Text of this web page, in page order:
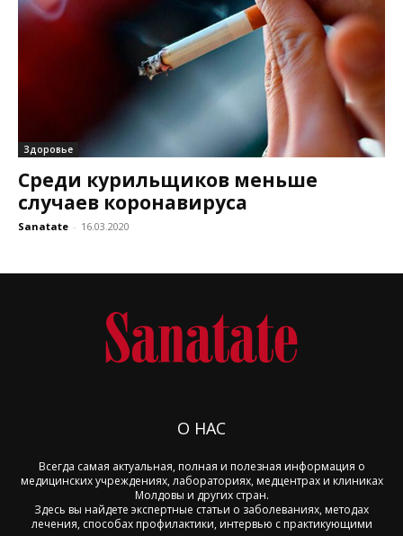
Здоровье
Среди курильщиков меньше
случаев коронавируса
Sanatate - 16.03.2020
О НАС
Всегда самая актуальная, полная и полезная информация о
медицинских учреждениях, лабораториях, медцентрах и клиниках
Молдовы и других стран.
Здесь вы найдете экспертные статьи о заболеваниях, методах
лечения, способах профилактики, интервью с практикующими